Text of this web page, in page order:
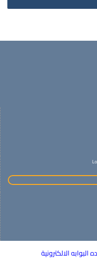
البوابه الالكترونية